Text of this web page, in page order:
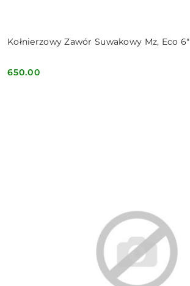
Kołnierzowy Zawór Suwakowy Mz, Eco 6"
Cena:
650.00